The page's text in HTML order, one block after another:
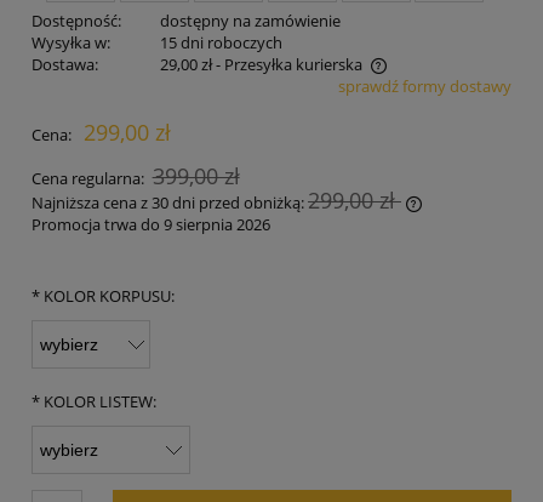
Dostępność:
dostępny na zamówienie
Wysyłka w:
15 dni roboczych
Dostawa:
29,00 zł- Przesyłka kurierska
Cena nie zawiera ewentualnych kosztów płatnościsprawdź formy dostawy
Cena: 299,00 zł
Cena regularna: 399,00 zł
Najniższa cena z 30 dni przed obniżką:299,00 zł
Promocja trwa do 9 sierpnia 2026
* KOLOR KORPUSU:
* KOLOR LISTEW: